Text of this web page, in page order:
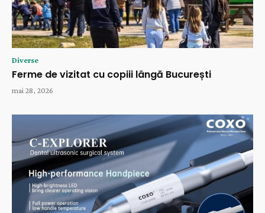
Diverse
Ferme de vizitat cu copiii lângă București
mai 28, 2026